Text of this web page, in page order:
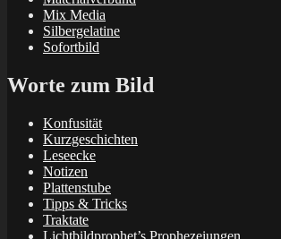
Mix Media
Silbergelatine
Sofortbild
Worte zum Bild
Konfusität
Kurzgeschichten
Leseecke
Notizen
Plattenstube
Tipps & Tricks
Traktate